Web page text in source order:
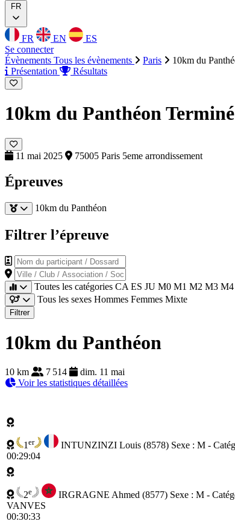
FR
FR EN
ES
Se connecter
Évènements Tous les évènements Paris
10km du
Présentation
Résultats
10km du PanthéonTerminé
11 mai 2025 75005 Paris 5eme arrondissement
Épreuves
10km du Panthéon
Filtrer l’épreuve
Nom du participant / Dossard
Ville / Club / Association / Société
Toutes les catégories CA ES JU M0 M1 M2 M3 M4
Tous les sexes Hommes Femmes Mixte
Filtrer
10km du Panthéon
10 km 7 514
dim. 11 mai
Voir les statistiques détaillées
1 er INTUNZINZI Louis (8578) Sexe : M -
00:29:04
2e IRGRAGNE Ahmed (8577) Sexe : M -
VANVES
00:30:33